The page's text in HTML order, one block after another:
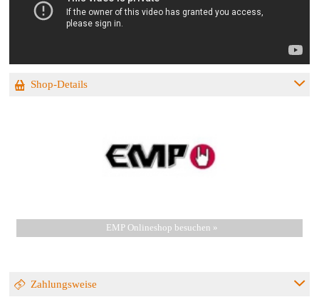
Shop-Details
EMP Onlineshop besuchen »
Zahlungsweise